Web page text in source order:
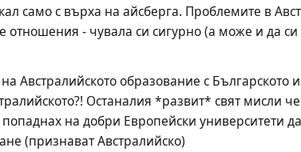
само с върха на айсберга. Проблемите в
отношения - чувала си сигурно (а може и да
Австралийското образование с
Останалия *развит* свят мисли
на добри Европейски университети
(признават Австралийско)